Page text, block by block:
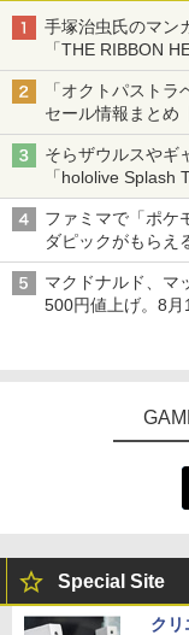
手塚治虫氏のマン
「THE RIBBON
「オクトパスト
セール情報まとめ
ニンテンドーeシ
そらザウルスやギ
「hololive Splash
ライン販売開始
ファミマで「ポケ
ダピックがもらえ
マクドナルド、マ
500円値上げ。8
Special Site
クリ